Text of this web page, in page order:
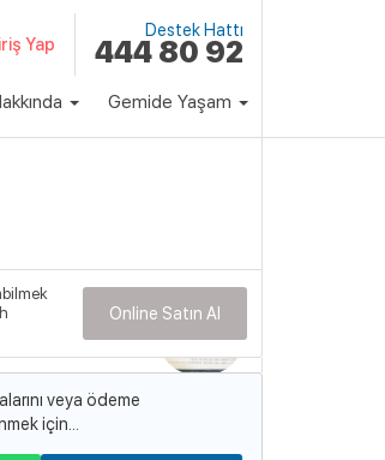
Yap
Destek Hattı
444 80 92
Gemide Yaşam
Online Satın Al
veya ödeme
için...